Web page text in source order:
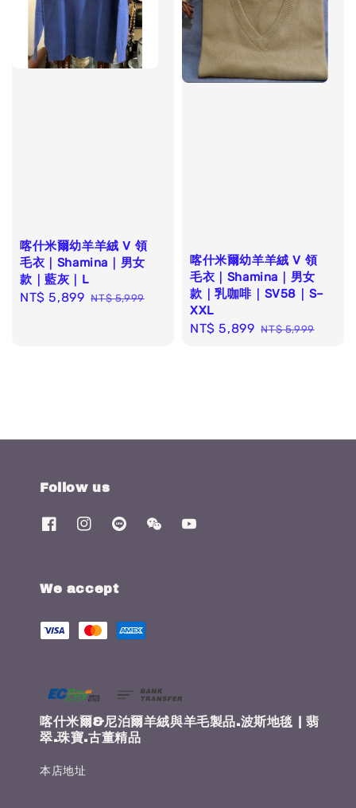
喀什米爾幼羊羊絨 V 領
毛衣｜Shamina｜男女
款｜藍灰｜L
Sale
NT$ 5,899 Regular
NT$ 5,999
喀什米爾幼羊羊絨 V 領
毛衣｜Shamina｜男女
款｜乳咖啡｜SV58｜S–
XXL
Sale
NT$ 5,899 Regular
NT$ 5,999
Follow us
We accept
喀什米爾&尼泊爾羊絨與羊毛製品.波斯地毯 | 翡
翠.珠寶.古董精品
本店地址